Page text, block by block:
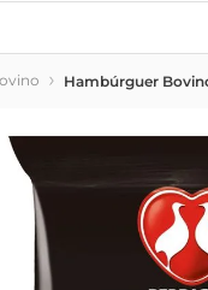
Hambúrguer